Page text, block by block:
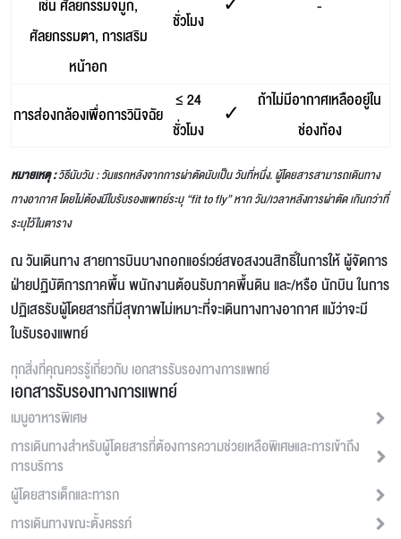
เช่น ศัลยกรรมจมูก,
ศัลยกรรมตา, การเสริม
หน้าอก
ชั่วโมง
✓ -
การส่องกล้องเพื่อการวินิจฉัย
≤ 24
ชั่วโมง
✓
ถ้าไม่มีอากาศเหลืออยู่ใน
ช่องท้อง
หมายเหตุ :วิธีนับวัน : วันแรกหลังจากการผ่าตัดนับเป็น วันที่หนึ่ง. ผู้โดยสารสามารถเดินทาง
ทางอากาศ โดยไม่ต้องมีใบรับรองแพทย์ระบุ “fit to fly” หาก วัน/เวลาหลังการผ่าตัด เกินกว่าที่
ระบุไว้ในตาราง
ณ วันเดินทาง สายการบินบางกอกแอร์เวย์สขอสงวนสิทธิ์ในการให้ ผู้จัดการ
ฝ่ายปฏิบัติการภาคพื้น พนักงานต้อนรับภาคพื้นดิน และ/หรือ นักบิน ในการ
ปฏิเสธรับผู้โดยสารที่มีสุขภาพไม่เหมาะที่จะเดินทางทางอากาศ แม้ว่าจะมี
ใบรับรองแพทย์
ทุกสิ่งที่คุณควรรู้เกี่ยวกับเอกสารรับรองทางการแพทย์
เอกสารรับรองทางการแพทย์
เมนูอาหารพิเศษ
การเดินทางสำหรับผู้โดยสารที่ต้องการความช่วยเหลือพิเศษและการเข้าถึง
การบริการ
ผู้โดยสารเด็กและทารก
การเดินทางขณะตั้งครรภ์